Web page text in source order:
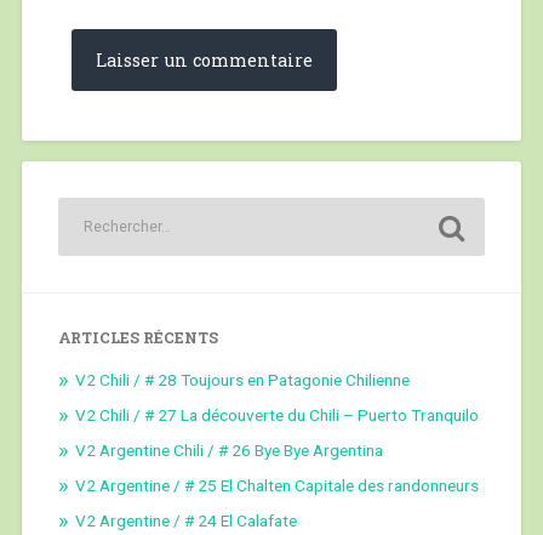
ARTICLES RÉCENTS
V2 Chili / # 28 Toujours en Patagonie Chilienne
V2 Chili / # 27 La découverte du Chili – Puerto Tranquilo
V2 Argentine Chili / # 26 Bye Bye Argentina
V2 Argentine / # 25 El Chalten Capitale des randonneurs
V2 Argentine / # 24 El Calafate